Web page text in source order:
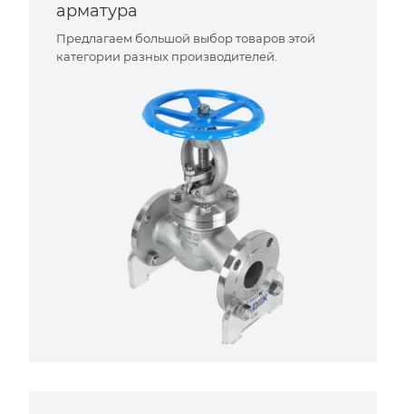
арматура
Предлагаем большой выбор товаров этой
категории разных производителей.